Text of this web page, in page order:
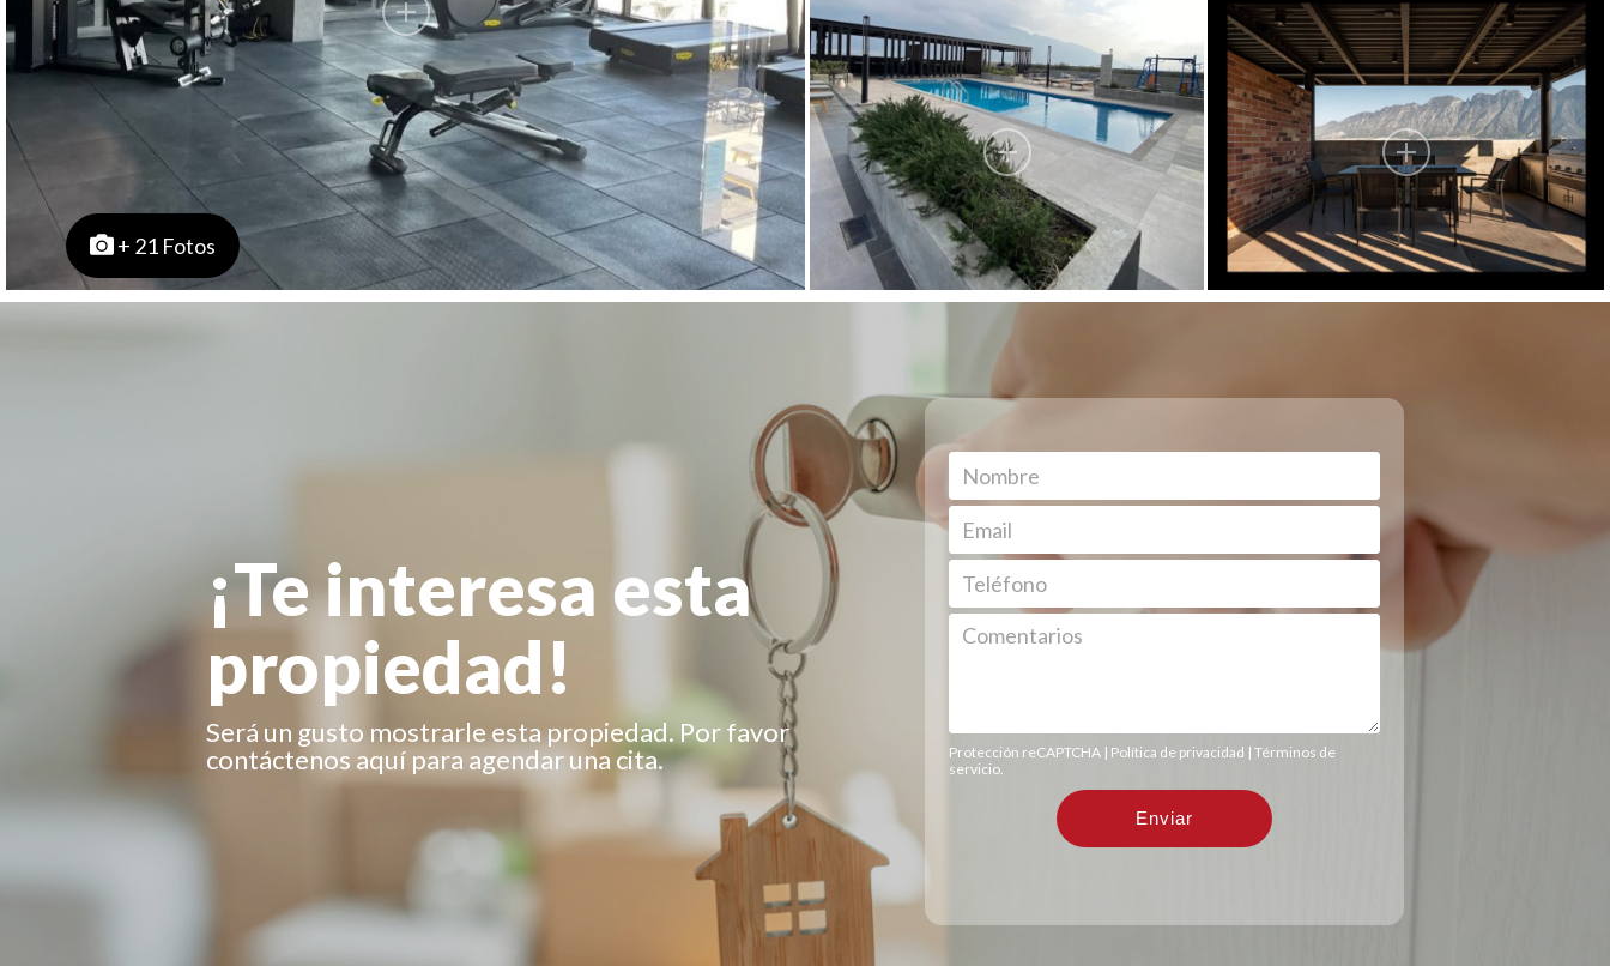
+ 21 Fotos
¡Te interesa esta
propiedad!
Será un gusto mostrarle esta propiedad. Por favor
contáctenos aquí para agendar una cita.
Protección reCAPTCHA | Política de privacidad | Términos de
servicio.